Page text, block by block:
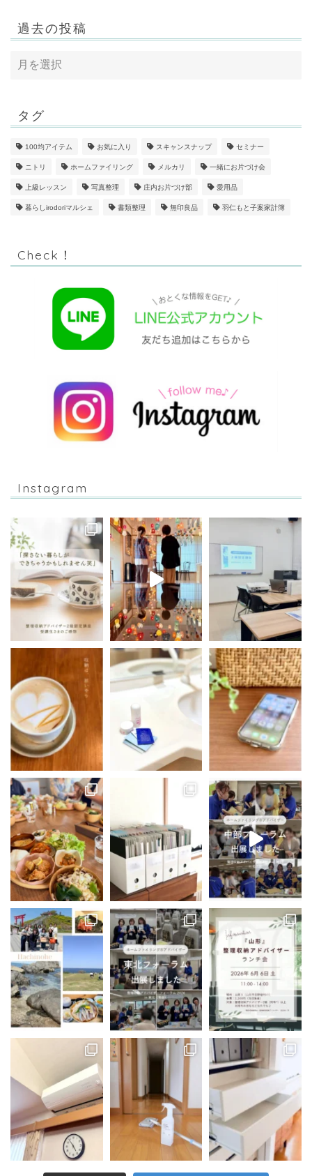
過去の投稿
タグ
100均アイテム お気に入り スキャンスナップ セミナー
ニトリ ホームファイリング メルカリ 一緒にお片づけ会
上級レッスン 写真整理 庄内お片づけ部 愛用品
暮らしirodoriマルシェ 書類整理 無印良品 羽仁もと子案家計簿
Check！
Instagram